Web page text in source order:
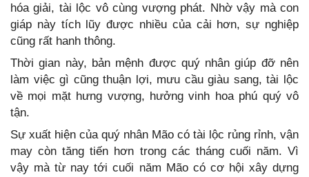
hóa giải, tài lộc vô cùng vượng phát. Nhờ vậy mà con
giáp này tích lũy được nhiều của cải hơn, sự nghiệp
cũng rất hanh thông.
Thời gian này, bản mệnh được quý nhân giúp đỡ nên
làm việc gì cũng thuận lợi, mưu cầu giàu sang, tài lộc
về mọi mặt hưng vượng, hưởng vinh hoa phú quý vô
tận.
Sự xuất hiện của quý nhân Mão có tài lộc rủng rỉnh, vận
may còn tăng tiến hơn trong các tháng cuối năm. Vì
vậy mà từ nay tới cuối năm Mão có cơ hội xây dựng